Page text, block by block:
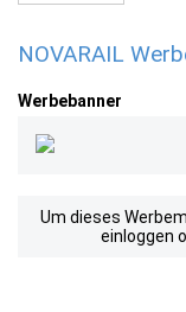
NOVARAIL
Werbebanner
Um dieses
einloggen